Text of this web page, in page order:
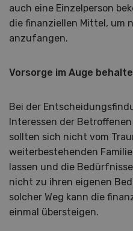
auch eine Einzelperson
die finanziellen Mittel, um
anzufangen.
Vorsorge im Auge
Bei der
Interessen der
sollten sich nicht vom
weiterbestehenden
lassen und die
nicht zu ihren eigenen
solcher Weg kann die
einmal übersteigen.